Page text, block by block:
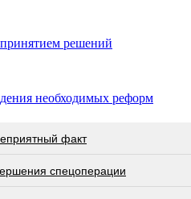
решений
необходимых реформ
факт
спецоперации